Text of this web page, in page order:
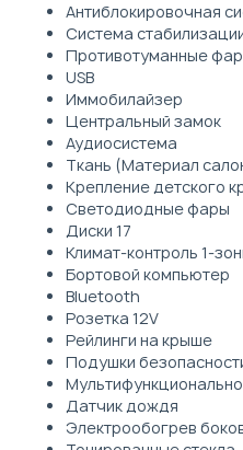
Антиблокировочная
Система
Противотуманные
USB
Иммобилайзер
Центральный замок
Аудиосистема
Ткань (Материал
Крепление детского
Светодиодные фары
Диски 17
Климат-контроль 1-
Бортовой компьютер
Bluetooth
Розетка 12V
Рейлинги на крыше
Подушки
Датчик дождя
Электрообогрев